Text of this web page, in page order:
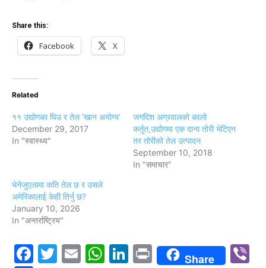
Share this:
Facebook X
Related
११ उद्योगका घिउ र तेल ‘खान अयोग्य’
December 29, 2017
In "स्वास्थ्य"
जगदिश अग्रवालको कालो
कर्तुत,उद्योगमा एक दाना तोरी भेटिएन
तर तोरीको तेल उत्पादन
September 10, 2018
In "समाचार"
भेनेजुएलामा कति तेल छ र उसले
अमेरिकालाई केही तिर्नु छ?
January 10, 2026
In "अन्तर्राष्ट्रिय"
Facebook
Twitter
EmailWhatsApp
LinkedIn
PrintShare